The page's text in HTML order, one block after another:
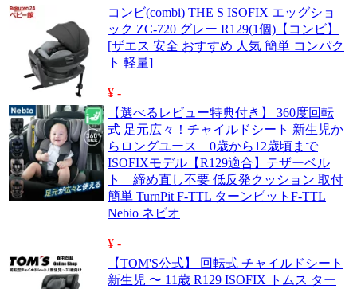
コンビ(combi) THE S ISOFIX エッグショ
ック ZC-720 グレー R129(1個)【コンビ】
[ザエス 安全 おすすめ 人気 簡単 コンパク
ト 軽量]
¥ -
【選べるレビュー特典付き】 360度回転
式 足元広々！チャイルドシート 新生児か
らロングユース 0歳から12歳頃まで
ISOFIXモデル【R129適合】テザーベル
ト 締め直し不要 低反発クッション 取付
簡単 TurnPit F-TTL ターンピットF-TTL
Nebio ネビオ
¥ -
【TOM'S公式】 回転式 チャイルドシート
新生児 〜 11歳 R129 ISOFIX トムス ター